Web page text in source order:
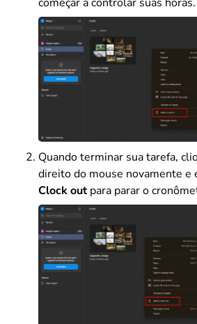
Quando terminar sua tarefa,
direito do mouse novamente e
Clock outpara parar o